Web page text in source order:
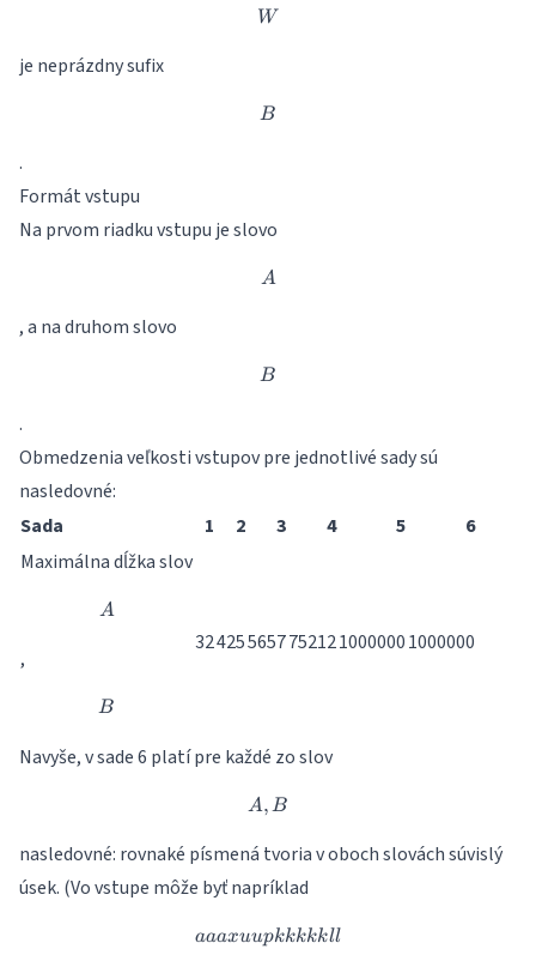
W
W
je neprázdny sufix
B
B
.
Formát vstupu
Na prvom riadku vstupu je slovo
A
A
, a na druhom slovo
B
B
.
Obmedzenia veľkosti vstupov pre jednotlivé sady sú
nasledovné:
Sada
1 2 3 4 5
6
Maximálna dĺžka slov
A
A
,
B
B
3242556577521210000001000000
Navyše, v sade 6 platí pre každé zo slov
A, B
A, B
nasledovné: rovnaké písmená tvoria v oboch slovách súvislý
úsek. (Vo vstupe môže byť napríklad
aaaxuupkkkkkll
aaaxuupkkkkkll